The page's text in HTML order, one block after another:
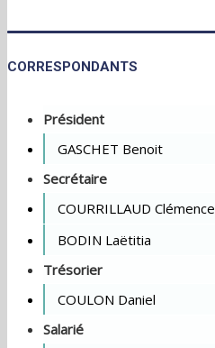
CORRESPONDANTS
Président
GASCHET Benoit
Secrétaire
COURRILLAUD Clémence
BODIN Laëtitia
Trésorier
COULON Daniel
Salarié